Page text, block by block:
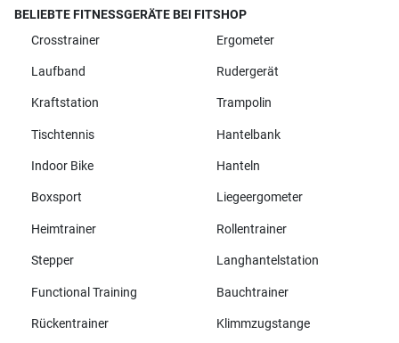
BELIEBTE FITNESSGERÄTE BEI FITSHOP
Crosstrainer
Ergometer
Laufband Rudergerät
Kraftstation Trampolin
Tischtennis Hantelbank
Indoor Bike Hanteln
Boxsport Liegeergometer
Heimtrainer Rollentrainer
Stepper Langhantelstation
Functional Training Bauchtrainer
Rückentrainer Klimmzugstange